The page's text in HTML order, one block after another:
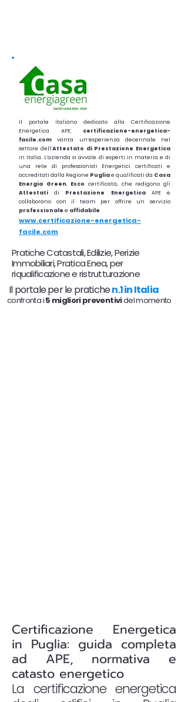
Il portale italiano dedicato alla Certificazione
Energetica APE. certificazione-energetica-
facile.com vanta un’esperienza decennale nel
settore dell’Attestato di Prestazione Energetica
in Italia. L’azienda si avvale di esperti in materia e di
una rete di professionisti Energetici certificati e
accreditati dalla Regione Pugliae qualificati da Casa
Energia Green, Escocertificata, che redigono gli
Attestatidi Prestazione EnergeticaAPE e
collaborano con il team per offrire un servizio
professionale e affidabile.
www.certificazione-energetica-
facile.com
Pratiche Catastali, Edilizie, Perizie
Immobiliari, Pratica Enea, per
riqualificazione e ristrutturazione
Il portale per le pratichen.1 in Italia
confronta i5 migliori preventividel momento
Certificazione Energetica
in Puglia: guida completa
ad APE, normativa e
catasto energetico
La certificazione energetica